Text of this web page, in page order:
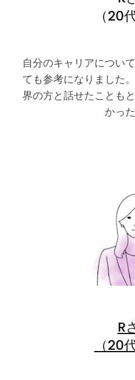
（20
自分のキャリアについ
ても参考になりました
界の方と話せたことも
かっ
R
（20